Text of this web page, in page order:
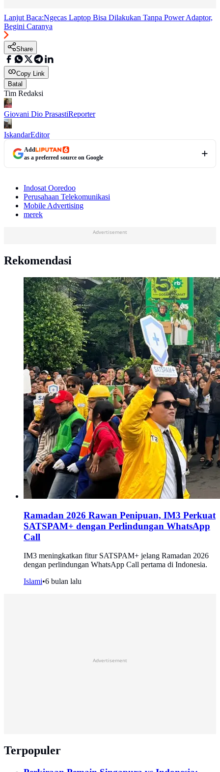
Lanjut Baca:Ngecas Laptop Bisa Dilakukan Tanpa Power Adaptor,
Begini Caranya
Share
Copy Link
Batal
Tim Redaksi
Giovani Dio PrasastiReporter
IskandarEditor
Add
as a preferred source on Google
Indosat Ooredoo
Perusahaan Telekomunikasi
Mobile Advertising
merek
Advertisement
Rekomendasi
Ramadan 2026 Rawan Penipuan, IM3 Perkuat
SATSPAM+ dengan Perlindungan WhatsApp
Call
IM3 meningkatkan fitur SATSPAM+ jelang Ramadan 2026
dengan perlindungan WhatsApp Call pertama di Indonesia.
Islami•6 bulan lalu
Advertisement
Terpopuler